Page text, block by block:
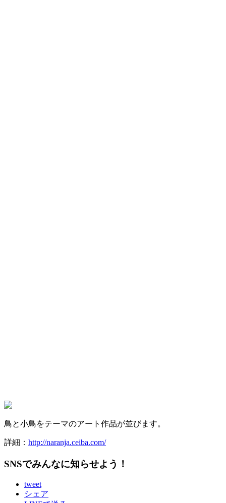
鳥と小鳥をテーマのアート作品が並びます。
詳細： http://naranja.ceiba.com/
SNSでみんなに知らせよう！
tweet
シェア